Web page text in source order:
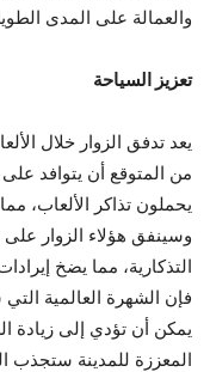
والعمالة على المدى
تعزيز السياحة
يعد تدفق الزوار خلال
يحملون تذاكر الألعاب،
وسينفق هؤلاء الزوار على
التذكارية، مما يضخ
فإن الشهرة العالمية
يمكن أن تؤدي إلى زيادة
المعززة للمدينة ستجذب